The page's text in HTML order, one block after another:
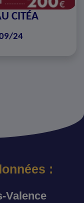
CITÉA
24
:
Valence